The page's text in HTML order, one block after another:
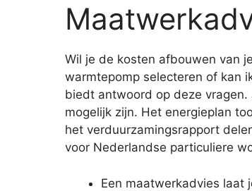
Wil je de kosten afbouwen van
warmtepomp selecteren of kan
biedt antwoord op deze
mogelijk zijn. Het energieplan
het verduurzamingsrapport
voor Nederlandse particuliere
Een maatwerkadvies laat